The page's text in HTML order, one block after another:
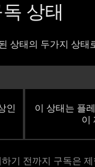
상태
상태의 두가지 상태
인
이 상태는 플
이
기 전까지 구독은